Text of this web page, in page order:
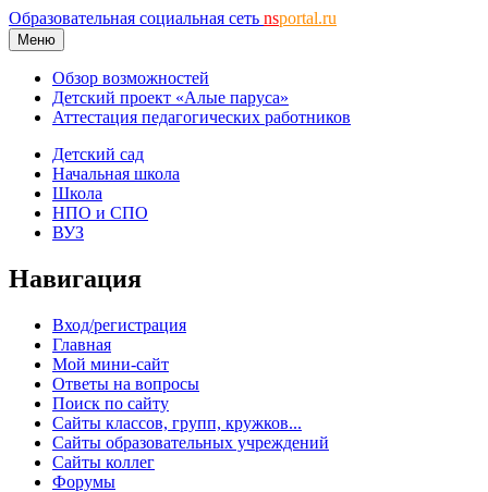
Образовательная социальная сеть nsportal.ru
Меню
Обзор возможностей
Детский проект «Алые паруса»
Аттестация педагогических работников
Детский сад
Начальная школа
Школа
НПО и СПО
ВУЗ
Навигация
Вход/регистрация
Главная
Мой мини-сайт
Ответы на вопросы
Поиск по сайту
Сайты классов, групп, кружков...
Сайты образовательных учреждений
Сайты коллег
Форумы